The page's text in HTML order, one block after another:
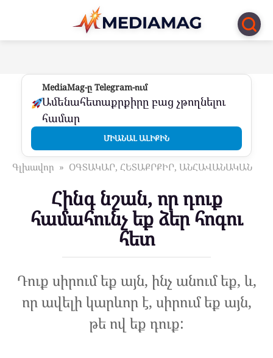
Перейти
контенту
MediaMag-ը Telegram-ում
Ամենահետաքրքիրը բաց չթողնելու
համար
ՄԻԱՆԱԼ ԱԼԻՔԻՆ
Գլխավոր » ՕԳՏԱԿԱՐ, ՀԵՏԱՔՐՔԻՐ, ԱՆՀԱՎԱՆԱԿԱՆ
Հինգ նշան, որ դուք
համահունչ եք ձեր հոգու
հետ
Դուք սիրում եք այն, ինչ անում եք, և,
որ ավելի կարևոր է, սիրում եք այն,
թե ով եք դուք: